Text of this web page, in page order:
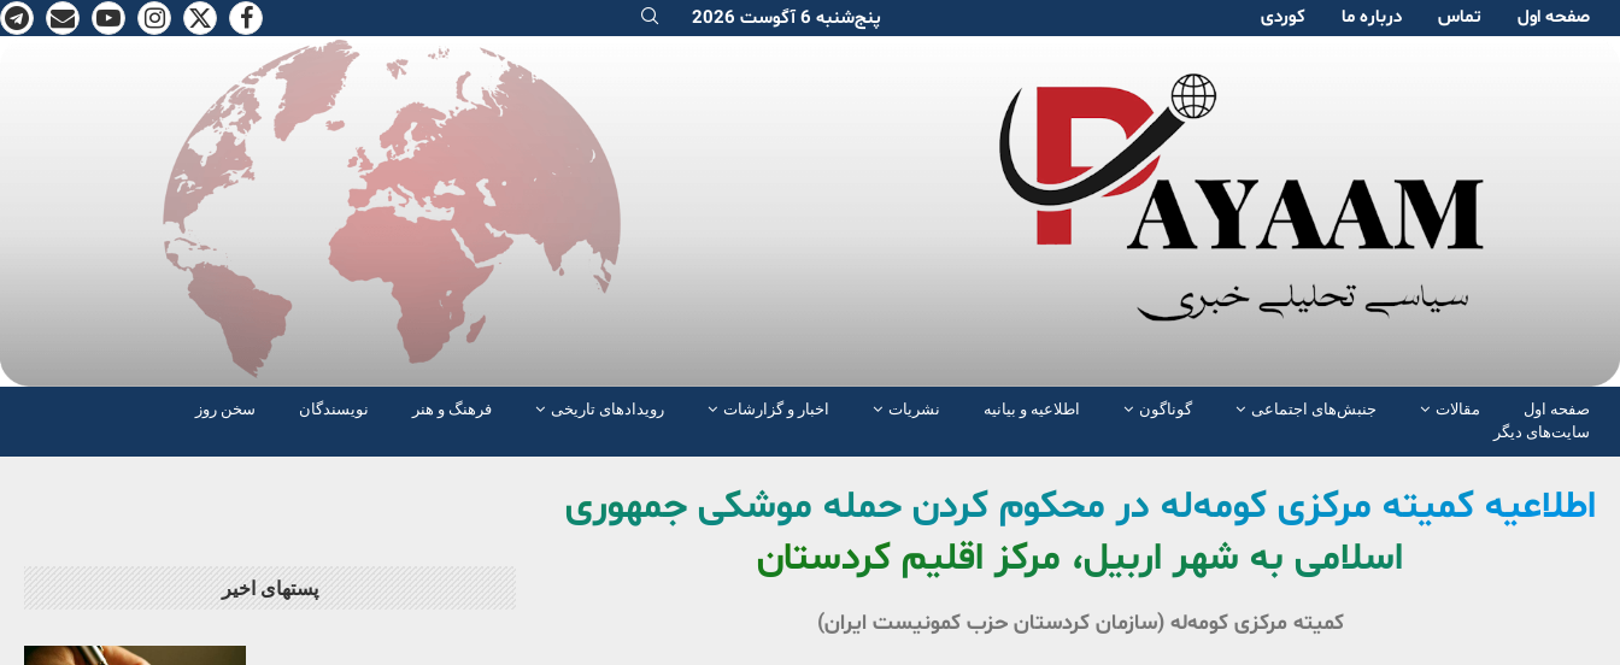
صفحە اول تماس دربارە ما کوردی پنج‌شنبه 6 آگوست 2026
صفحە اول مقالات جنبش‌های اجتماعی گوناگون اطلاعیه و بیانیه نشریات اخبار و گزارشات رویدادهای تاریخی فرهنگ و هنر نویسندگان
سخن روز
سایت‌های دیگر
اطلاعیه کمیته مرکزی کومه‌له در محکوم کردن حمله موشکی جمهوری
اسلامی به شهر اربیل، مرکز اقلیم کردستان
کمیته مرکزی کومه‌له (سازمان کردستان حزب کمونیست ایران)
پستهای اخیر